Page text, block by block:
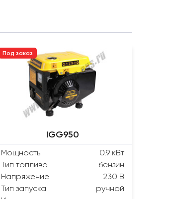
Под заказ
IGG950
Мощность
0.9 кВт
Тип топлива
бензин
Напряжение
230 В
Тип запуска
ручной